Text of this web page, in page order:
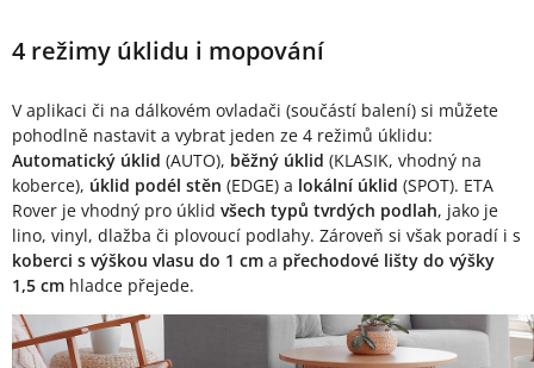
4 režimy úklidu i mopování
V aplikaci či na dálkovém ovladači (součástí balení) si můžete
pohodlně nastavit a vybrat jeden ze 4 režimů úklidu:
Automatický úklid (AUTO), běžný úklid (KLASIK, vhodný na
koberce), úklid podél stěn (EDGE) a lokální úklid (SPOT). ETA
Rover je vhodný pro úklid všech typů tvrdých podlah, jako je
lino, vinyl, dlažba či plovoucí podlahy. Zároveň si však poradí i s
koberci s výškou vlasu do 1 cm a přechodové lišty do výšky
1,5 cm hladce přejede.